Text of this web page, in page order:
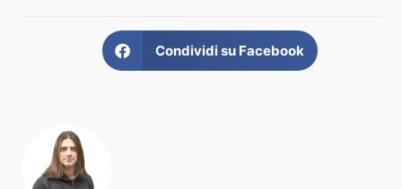
Condividi su Facebook